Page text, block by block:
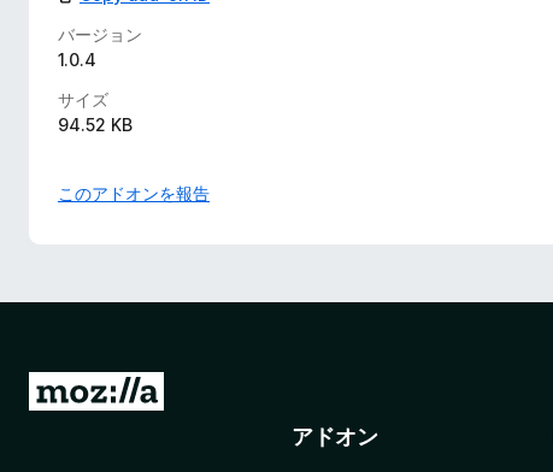
バージョン
1.0.4
サイズ
94.52 KB
このアドオンを報告
M
アドオン